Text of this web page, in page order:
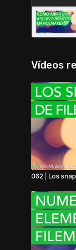
Vídeos
062 | Los